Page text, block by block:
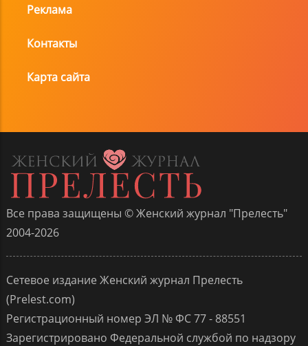
Реклама
Контакты
Карта сайта
Все права защищены © Женский журнал "Прелесть"
2004-2026
Сетевое издание Женский журнал Прелесть
(Prelest.com)
Регистрационный номер ЭЛ № ФС 77 - 88551
Зарегистрировано Федеральной службой по надзору